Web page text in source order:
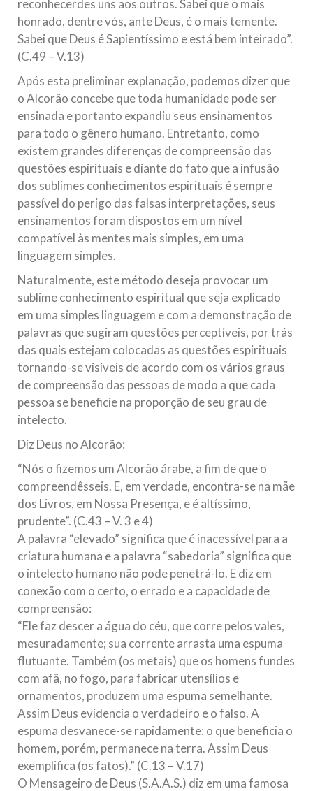
reconhecerdes uns aos outros. Sabei que o mais
honrado, dentre vós, ante Deus, é o mais temente.
Sabei que Deus é Sapientíssimo e está bem inteirado”.
(C.49 – V.13)
Após esta preliminar explanação, podemos dizer que
o Alcorão concebe que toda humanidade pode ser
ensinada e portanto expandiu seus ensinamentos
para todo o gênero humano. Entretanto, como
existem grandes diferenças de compreensão das
questões espirituais e diante do fato que a infusão
dos sublimes conhecimentos espirituais é sempre
passível do perigo das falsas interpretações, seus
ensinamentos foram dispostos em um nível
compatível às mentes mais simples, em uma
linguagem simples.
Naturalmente, este método deseja provocar um
sublime conhecimento espiritual que seja explicado
em uma simples linguagem e com a demonstração de
palavras que sugiram questões perceptíveis, por trás
das quais estejam colocadas as questões espirituais
tornando-se visíveis de acordo com os vários graus
de compreensão das pessoas de modo a que cada
pessoa se beneficie na proporção de seu grau de
intelecto.
Diz Deus no Alcorão:
“Nós o fizemos um Alcorão árabe, a fim de que o
compreendêsseis. E, em verdade, encontra-se na mãe
dos Livros, em Nossa Presença, e é altíssimo,
prudente”. (C.43 – V. 3 e 4)
A palavra “elevado” significa que é inacessível para a
criatura humana e a palavra “sabedoria” significa que
o intelecto humano não pode penetrá-lo. E diz em
conexão com o certo, o errado e a capacidade de
compreensão:
“Ele faz descer a água do céu, que corre pelos vales,
mesuradamente; sua corrente arrasta uma espuma
flutuante. Também (os metais) que os homens fundes
com afã, no fogo, para fabricar utensílios e
ornamentos, produzem uma espuma semelhante.
Assim Deus evidencia o verdadeiro e o falso. A
espuma desvanece-se rapidamente: o que beneficia o
homem, porém, permanece na terra. Assim Deus
exemplifica (os fatos).” (C.13 – V.17)
O Mensageiro de Deus (S.A.A.S.) diz em uma famosa